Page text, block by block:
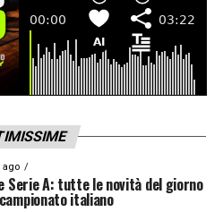
ago
Serie A: tutte le novità del giorno
italiano